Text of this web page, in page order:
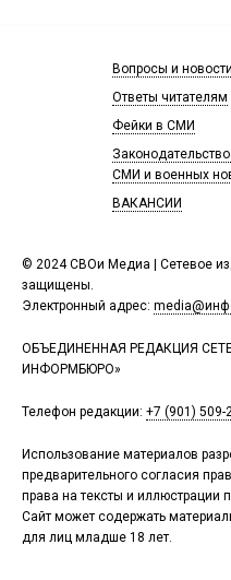
© 2024 СВОи Медиа | Сетевое
защищены.
Электронный адрес:
ОБЪЕДИНЕННАЯ РЕДАКЦИЯ
ИНФОРМБЮРО»
Телефон редакции: +7 (901) 509-
Использование материалов
предварительного согласия
права на тексты и иллюстрации
Сайт может содержать
для лиц младше 18 лет.
Вопросы и
Ответы читателям
Фейки в СМИ
СМИ и военных
ВАКАНСИИ